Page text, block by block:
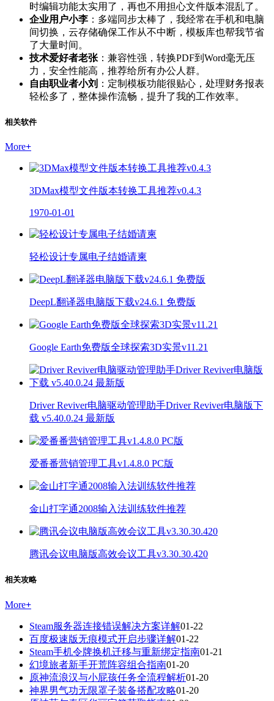
时编辑功能太实用了，再也不用担心文件版本混乱了。
企业用户小李 ：多端同步太棒了，我经常在手机和电脑
间切换，云存储确保工作从不中断，模板库也帮我节省
了大量时间。
技术爱好者老张 ：兼容性强，转换PDF到Word毫无压
力，安全性能高，推荐给所有办公人群。
自由职业者小刘 ：定制模板功能很贴心，处理财务报表
轻松多了，整体操作流畅，提升了我的工作效率。
相关软件
More+
3DMax模型文件版本转换工具推荐v0.4.3
1970-01-01
轻松设计专属电子结婚请柬
DeepL翻译器电脑版下载v24.6.1 免费版
Google Earth免费版全球探索3D实景v11.21
Driver Reviver电脑驱动管理助手Driver Reviver电脑版下
载 v5.40.0.24 最新版
爱番番营销管理工具v1.4.8.0 PC版
金山打字通2008输入法训练软件推荐
腾讯会议电脑版高效会议工具v3.30.30.420
相关攻略
More+
Steam服务器连接错误解决方案详解01-22
百度极速版无痕模式开启步骤详解01-22
Steam手机令牌换机迁移与重新绑定指南01-21
幻境旅者新手开荒阵容组合指南01-20
原神流浪汉与小屁孩任务全流程解析01-20
神界男气功无限罩子装备搭配攻略01-20